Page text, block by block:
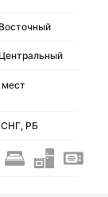
Восточный
Центральный
мест
РБ